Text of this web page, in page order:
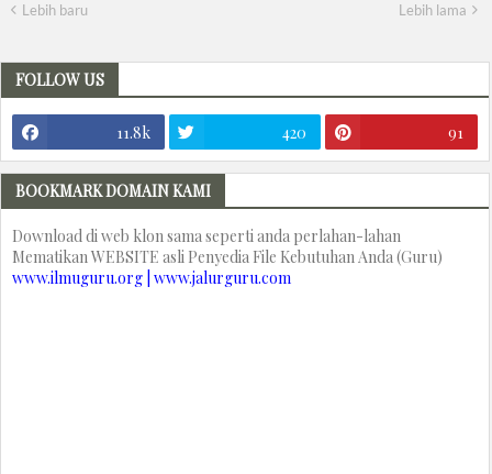
Lebih baru Lebih lama
FOLLOW US
11.8k 420 91
BOOKMARK DOMAIN KAMI
Download di web klon sama seperti anda perlahan-lahan
Mematikan WEBSITE asli Penyedia File Kebutuhan Anda (Guru)
www.ilmuguru.org | www.jalurguru.com